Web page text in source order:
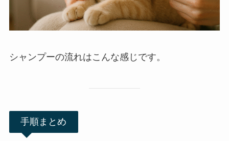
シャンプーの流れはこんな感じです。
手順まとめ